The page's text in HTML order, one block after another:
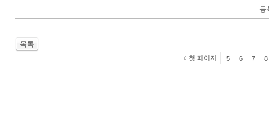
등
목록
첫 페이지 5 6 7 8